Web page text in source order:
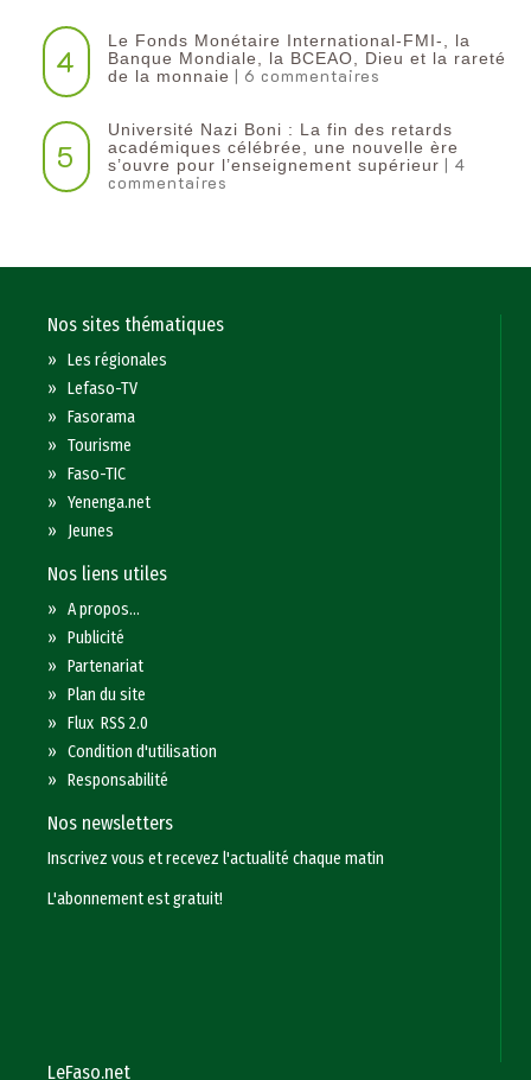
4
Le Fonds Monétaire International-FMI-, la
Banque Mondiale, la BCEAO, Dieu et la rareté
de la monnaie | 6 commentaires
5
Université Nazi Boni : La fin des retards
académiques célébrée, une nouvelle ère
s’ouvre pour l’enseignement supérieur | 4
commentaires
Nos sites thématiques
»Les régionales
»Lefaso-TV
»Fasorama
»Tourisme
»Faso-TIC
»Yenenga.net
» Jeunes
Nos liens utiles
»A propos...
»Publicité
»Partenariat
»Plan du site
»Flux RSS 2.0
»Condition d'utilisation
»Responsabilité
Nos newsletters
Inscrivez vous et recevez l'actualité chaque matin
L'abonnement est gratuit!
LeFaso.net